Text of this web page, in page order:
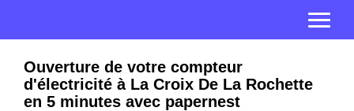
Ouverture de votre compteur
d'électricité à La Croix De La Rochette
en 5 minutes avec papernest